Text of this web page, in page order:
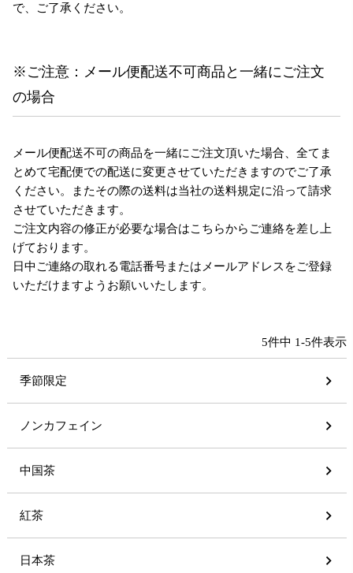
で、ご了承ください。
※ご注意：メール便配送不可商品と一緒にご注文
の場合
メール便配送不可の商品を一緒にご注文頂いた場合、全てま
とめて宅配便での配送に変更させていただきますのでご了承
ください。またその際の送料は当社の送料規定に沿って請求
させていただきます。
ご注文内容の修正が必要な場合はこちらからご連絡を差し上
げております。
日中ご連絡の取れる電話番号またはメールアドレスをご登録
いただけますようお願いいたします。
5件中 1-5件表示
季節限定
ノンカフェイン
中国茶
紅茶
日本茶